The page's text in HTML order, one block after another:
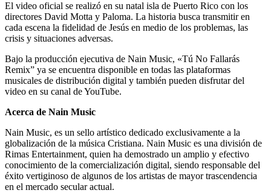
El video oficial se realizó en su natal isla de Puerto Rico con los
directores David Motta y Paloma. La historia busca transmitir en
cada escena la fidelidad de Jesús en medio de los problemas, las
crisis y situaciones adversas.
Bajo la producción ejecutiva de Nain Music, «Tú No Fallarás
Remix” ya se encuentra disponible en todas las plataformas
musicales de distribución digital y también pueden disfrutar del
video en su canal de YouTube.
Acerca de Nain Music
Nain Music, es un sello artístico dedicado exclusivamente a la
globalización de la música Cristiana. Nain Music es una división de
Rimas Entertainment, quien ha demostrado un amplio y efectivo
conocimiento de la comercialización digital, siendo responsable del
éxito vertiginoso de algunos de los artistas de mayor trascendencia
en el mercado secular actual.